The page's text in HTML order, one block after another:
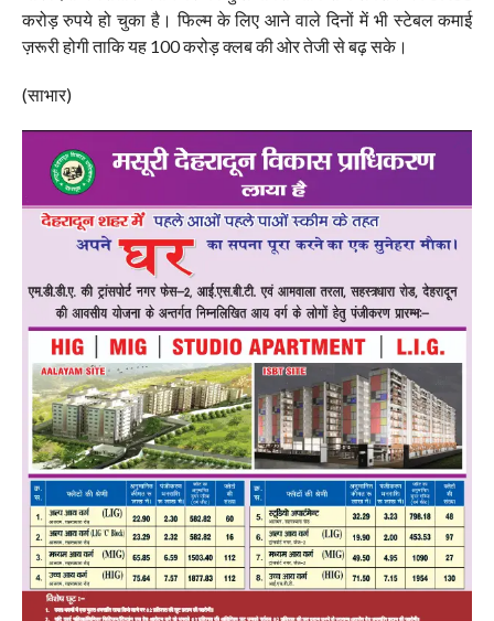
करोड़ रुपये हो चुका है। फिल्म के लिए आने वाले दिनों में भी स्टेबल कमाई
ज़रूरी होगी ताकि यह 100 करोड़ क्लब की ओर तेजी से बढ़ सके।
(साभार)